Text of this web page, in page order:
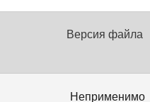
Версия файла
Неприменимо